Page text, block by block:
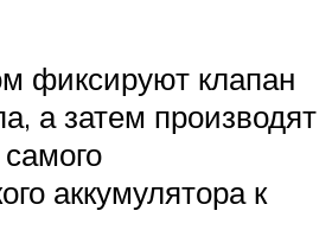
фиксируют клапан
а затем производят
аккумулятора к